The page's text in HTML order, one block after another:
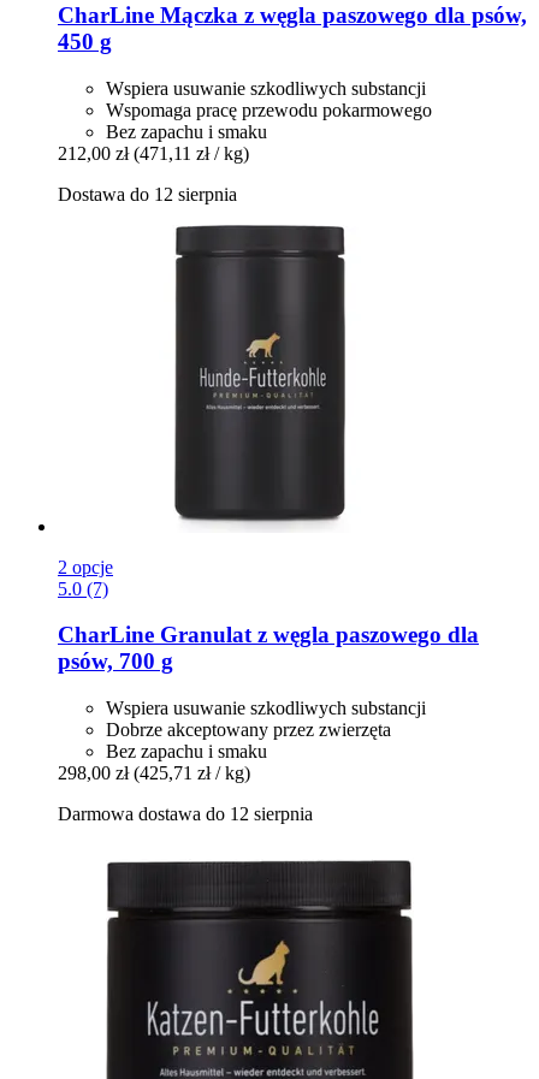
CharLine Mączka z węgla paszowego dla psów,
450 g
Wspiera usuwanie szkodliwych substancji
Wspomaga pracę przewodu pokarmowego
Bez zapachu i smaku
212,00 zł (471,11 zł / kg)
Dostawa do 12 sierpnia
2 opcje
5.0 (7)
CharLine Granulat z węgla paszowego dla
psów, 700 g
Wspiera usuwanie szkodliwych substancji
Dobrze akceptowany przez zwierzęta
Bez zapachu i smaku
298,00 zł (425,71 zł / kg)
Darmowa dostawa do 12 sierpnia